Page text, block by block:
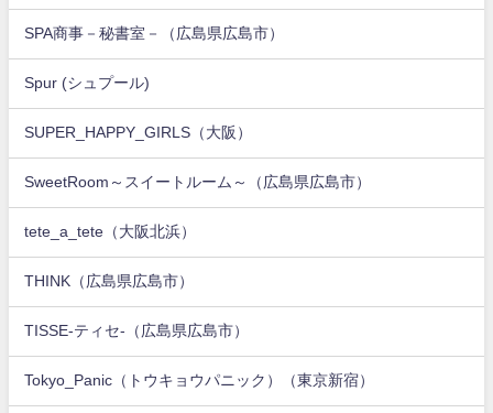
SPA商事－秘書室－（広島県広島市）
Spur (シュプール)
SUPER_HAPPY_GIRLS（大阪）
SweetRoom～スイートルーム～（広島県広島市）
tete_a_tete（大阪北浜）
THINK（広島県広島市）
TISSE-ティセ-（広島県広島市）
Tokyo_Panic（トウキョウパニック）（東京新宿）